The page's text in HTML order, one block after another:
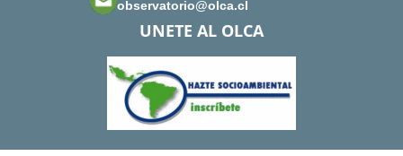
observatorio@olca.cl
UNETE AL OLCA